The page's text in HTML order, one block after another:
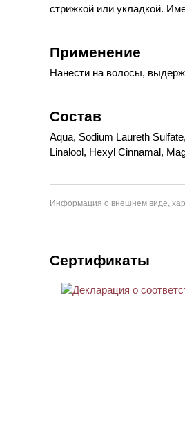
стрижкой или укладкой.
Применение
Нанести на волосы,
Состав
Aqua, Sodium Laureth
Linalool, Hexyl Cinnamal,
Информация о внешнем виде,
Сертификаты